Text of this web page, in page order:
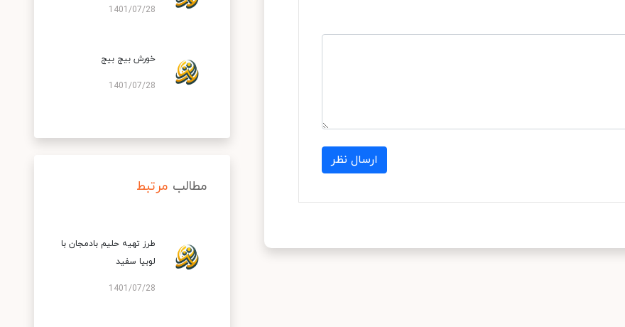
ارسال نظر
1401/07/28
خورش بیج بیج
1401/07/28
مطالب مرتبط
طرز تهیه حلیم بادمجان با
لوبیا سفید
1401/07/28